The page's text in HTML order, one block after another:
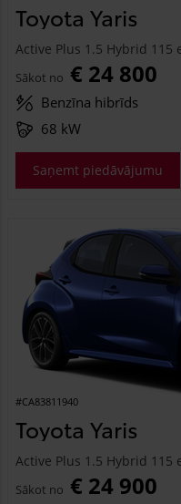
Toyota Yaris
Active Plus 1.5 Hybrid 115
Sākot no € 24 800
Benzīna hibrīds
68 kW
Saņemt piedāvājumu
#CA83811940
Toyota Yaris
Active Plus 1.5 Hybrid 115
Sākot no € 24 900